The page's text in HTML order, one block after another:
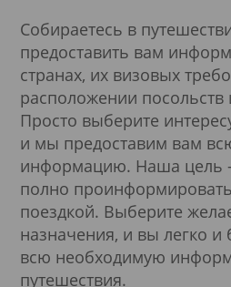
Собираетесь в
предоставить вам
странах, их визовых
расположении
Просто выберите
и мы предоставим вам
информацию. Наша цель
полно
поездкой. Выберите
назначения, и вы легко и
всю необходимую
путешествия.